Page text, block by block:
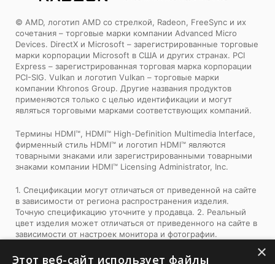
© AMD, логотип AMD со стрелкой, Radeon, FreeSync и их
сочетания – торговые марки компании Advanced Micro
Devices. DirectX и Microsoft – зарегистрированные торговые
марки корпорации Microsoft в США и других странах. PCI
Express – зарегистрированная торговая марка корпорации
PCI-SIG. Vulkan и логотип Vulkan – торговые марки
компании Khronos Group. Другие названия продуктов
применяются только с целью идентификации и могут
являться торговыми марками соответствующих компаний.
Tермины HDMI™, HDMI™ High-Definition Multimedia Interface,
фирменный стиль HDMI™ и логотип HDMI™ являются
товарными знаками или зарегистрированными товарными
знаками компании HDMI™ Licensing Administrator, Inc.
1. Спецификации могут отличаться от приведенной на сайте
в зависимости от региона распространения изделия.
Точную спецификацию уточните у продавца. 2. Реальный
цвет изделия может отличаться от приведенного на сайте в
зависимости от настроек монитора и фотографии.
Boost-частота или ‘Boost Clock Frequency’ – это максимум,
×
Этот веб-сайт использует файлы